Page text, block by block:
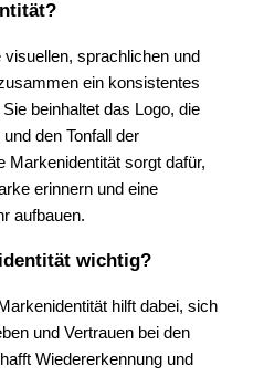
sprachlichen und
ein konsistentes
beinhaltet das Logo, die
den Tonfall der
Markenidentität sorgt dafür,
erinnern und eine
aufbauen.
wichtig?
hilft dabei, sich
und Vertrauen bei den
Wiedererkennung und